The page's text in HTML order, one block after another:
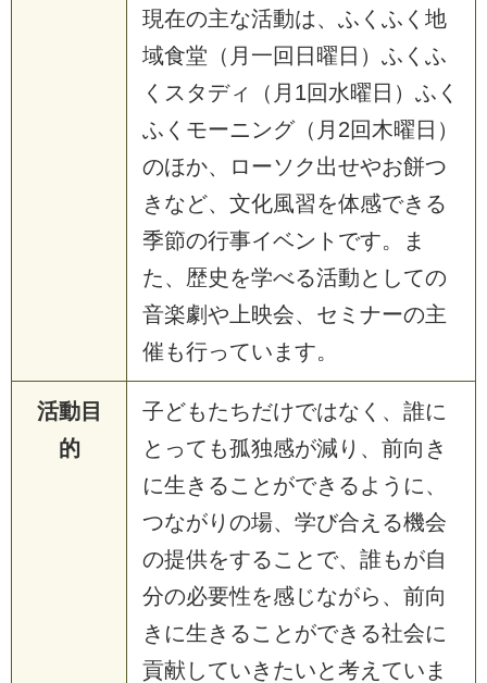
現在の主な活動は、ふくふく地
域食堂（月一回日曜日）ふくふ
くスタディ（月1回水曜日）ふく
ふくモーニング（月2回木曜日）
のほか、ローソク出せやお餅つ
きなど、文化風習を体感できる
季節の行事イベントです。ま
た、歴史を学べる活動としての
音楽劇や上映会、セミナーの主
催も行っています。
活動目
的
子どもたちだけではなく、誰に
とっても孤独感が減り、前向き
に生きることができるように、
つながりの場、学び合える機会
の提供をすることで、誰もが自
分の必要性を感じながら、前向
きに生きることができる社会に
貢献していきたいと考えていま